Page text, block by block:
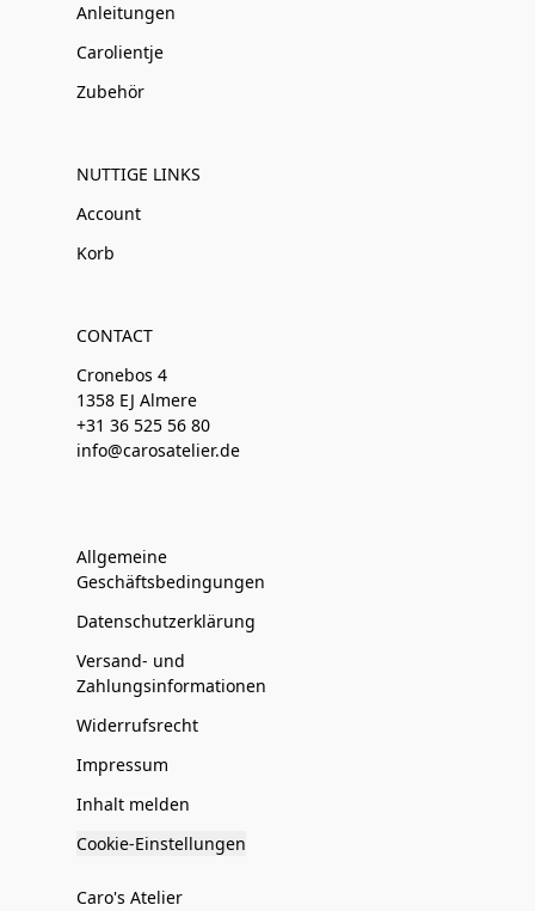
Anleitungen
Carolientje
Zubehör
NUTTIGE LINKS
Account
Korb
CONTACT
Cronebos 4
1358 EJ Almere
+31 36 525 56 80
info@carosatelier.de
Allgemeine
Geschäftsbedingungen
Datenschutzerklärung
Versand- und
Zahlungsinformationen
Widerrufsrecht
Impressum
Inhalt melden
Cookie-Einstellungen
Caro's Atelier